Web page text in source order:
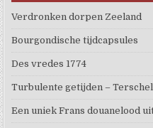
Verdronken dorpen Zeeland
Bourgondische tijdcapsules
Des vredes 1774
Turbulente getijden –
Een uniek Frans douanelood